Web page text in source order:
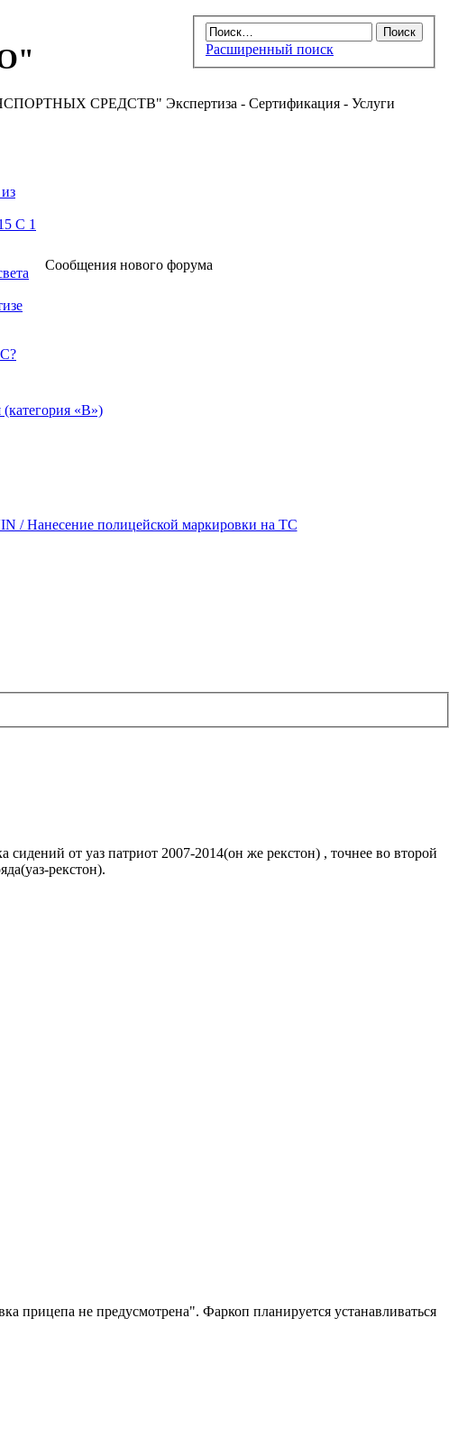
Расширенный поиск
СРЕДСТВ" Экспертиза - Сертификация - Услуги
С 1
Сообщения нового форума
«В»)
/ Нанесение полицейской маркировки на ТС
сидений от уаз патриот 2007-2014(он же рекстон) , точнее во второй
рекстон).
прицепа не предусмотрена". Фаркоп планируется устанавливаться